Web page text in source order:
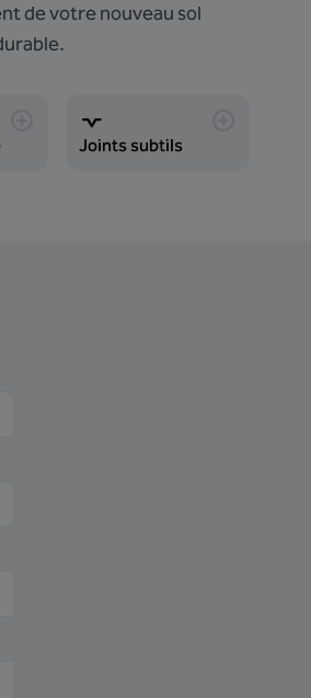
de votre nouveau sol
Joints subtils